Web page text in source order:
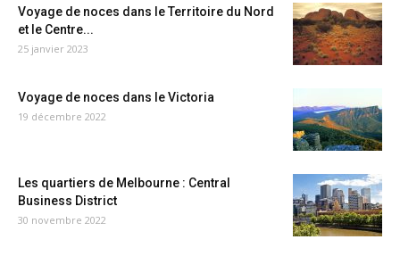
Voyage de noces dans le Territoire du Nord
et le Centre...
25 janvier 2023
Voyage de noces dans le Victoria
19 décembre 2022
Les quartiers de Melbourne : Central
Business District
30 novembre 2022